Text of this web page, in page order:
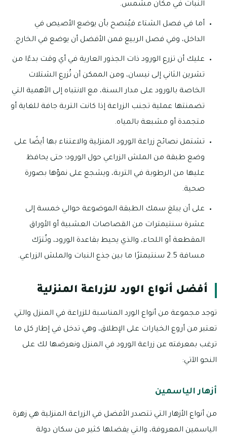
النبات في مكان مشمس.
أما في فصل الشتاء فيُنصح بأن يوضع الأصيص في
الداخل، وفي فصل الربيع فمن الأفضل أن يوضع في الخارج.
عليك أن تزرع الورود ذات الجذور العارية في أي وقت بدءًا من
تشرين الثاني إلى نيسان، ومن الممكن أن تُزرع الشتلات
الخاصة بالورود على مدار السنة، مع الانتباه إلى الأهمية التي
تضمنتها عملية تجنب الزراعة إذا كانت التربة جافة للغاية أو
متجمدة أو مشبعة بالمياه.
تشتمل نصائح زراعة الورود المنزلية والاعتناء بها أيضًا على
وضع طبقة من الملش الزراعي حول الورود؛ حتى يحافظ
عليها من الرطوبة في التربة، ويشجع على نموّها بصورة
صحية.
على أن يبلغ سمك الطبقة الموضوعة حوالي خمسة إلى
عشرة سنتيمترات من القصاصات العشبية أو الأوراق
المقطعة أو اللحاء، والذي يحيط بقاعدة الورود، وتُترَك
مسافة 2.5 سنتيمترًا ما بين جذع النبات والملش الزراعي.
أفضل أنواع الورد للزراعة المنزلية
توجد مجموعة من أنواع الورد المناسبة للزراعة في المنزل والتي
تعتبر من أروع الخيارات على الإطلاق، وهي تدخل في إطار كل ما
ترغب بمعرفته عن زراعة الورود في المنزل ونعرضها لك على
النحو الآتي:
أزهار الياسمين
من أنواع الأزهار التي تتصدر الأفضل في الزراعة المنزلية هي زهرة
الياسمين المعروفة، والتي يفضلها كثير من سكان دولة